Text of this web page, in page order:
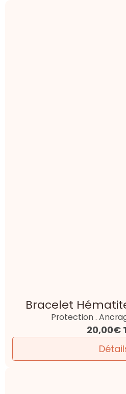
Bracelet
Protection .
20,00€